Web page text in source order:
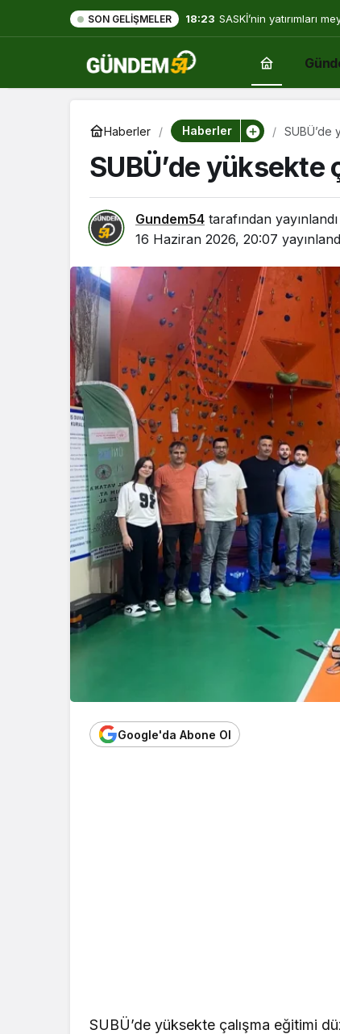
SON GELIŞMELER 18:23 SASKİ’nin yatırımları
Haberler Haberler SUBÜ’de
SUBÜ’de yüksekte
Gundem54 tarafından yayınlandı
16 Haziran 2026, 20:07
Google'da Abone Ol
SUBÜ’de yüksekte çalışma eğitimi